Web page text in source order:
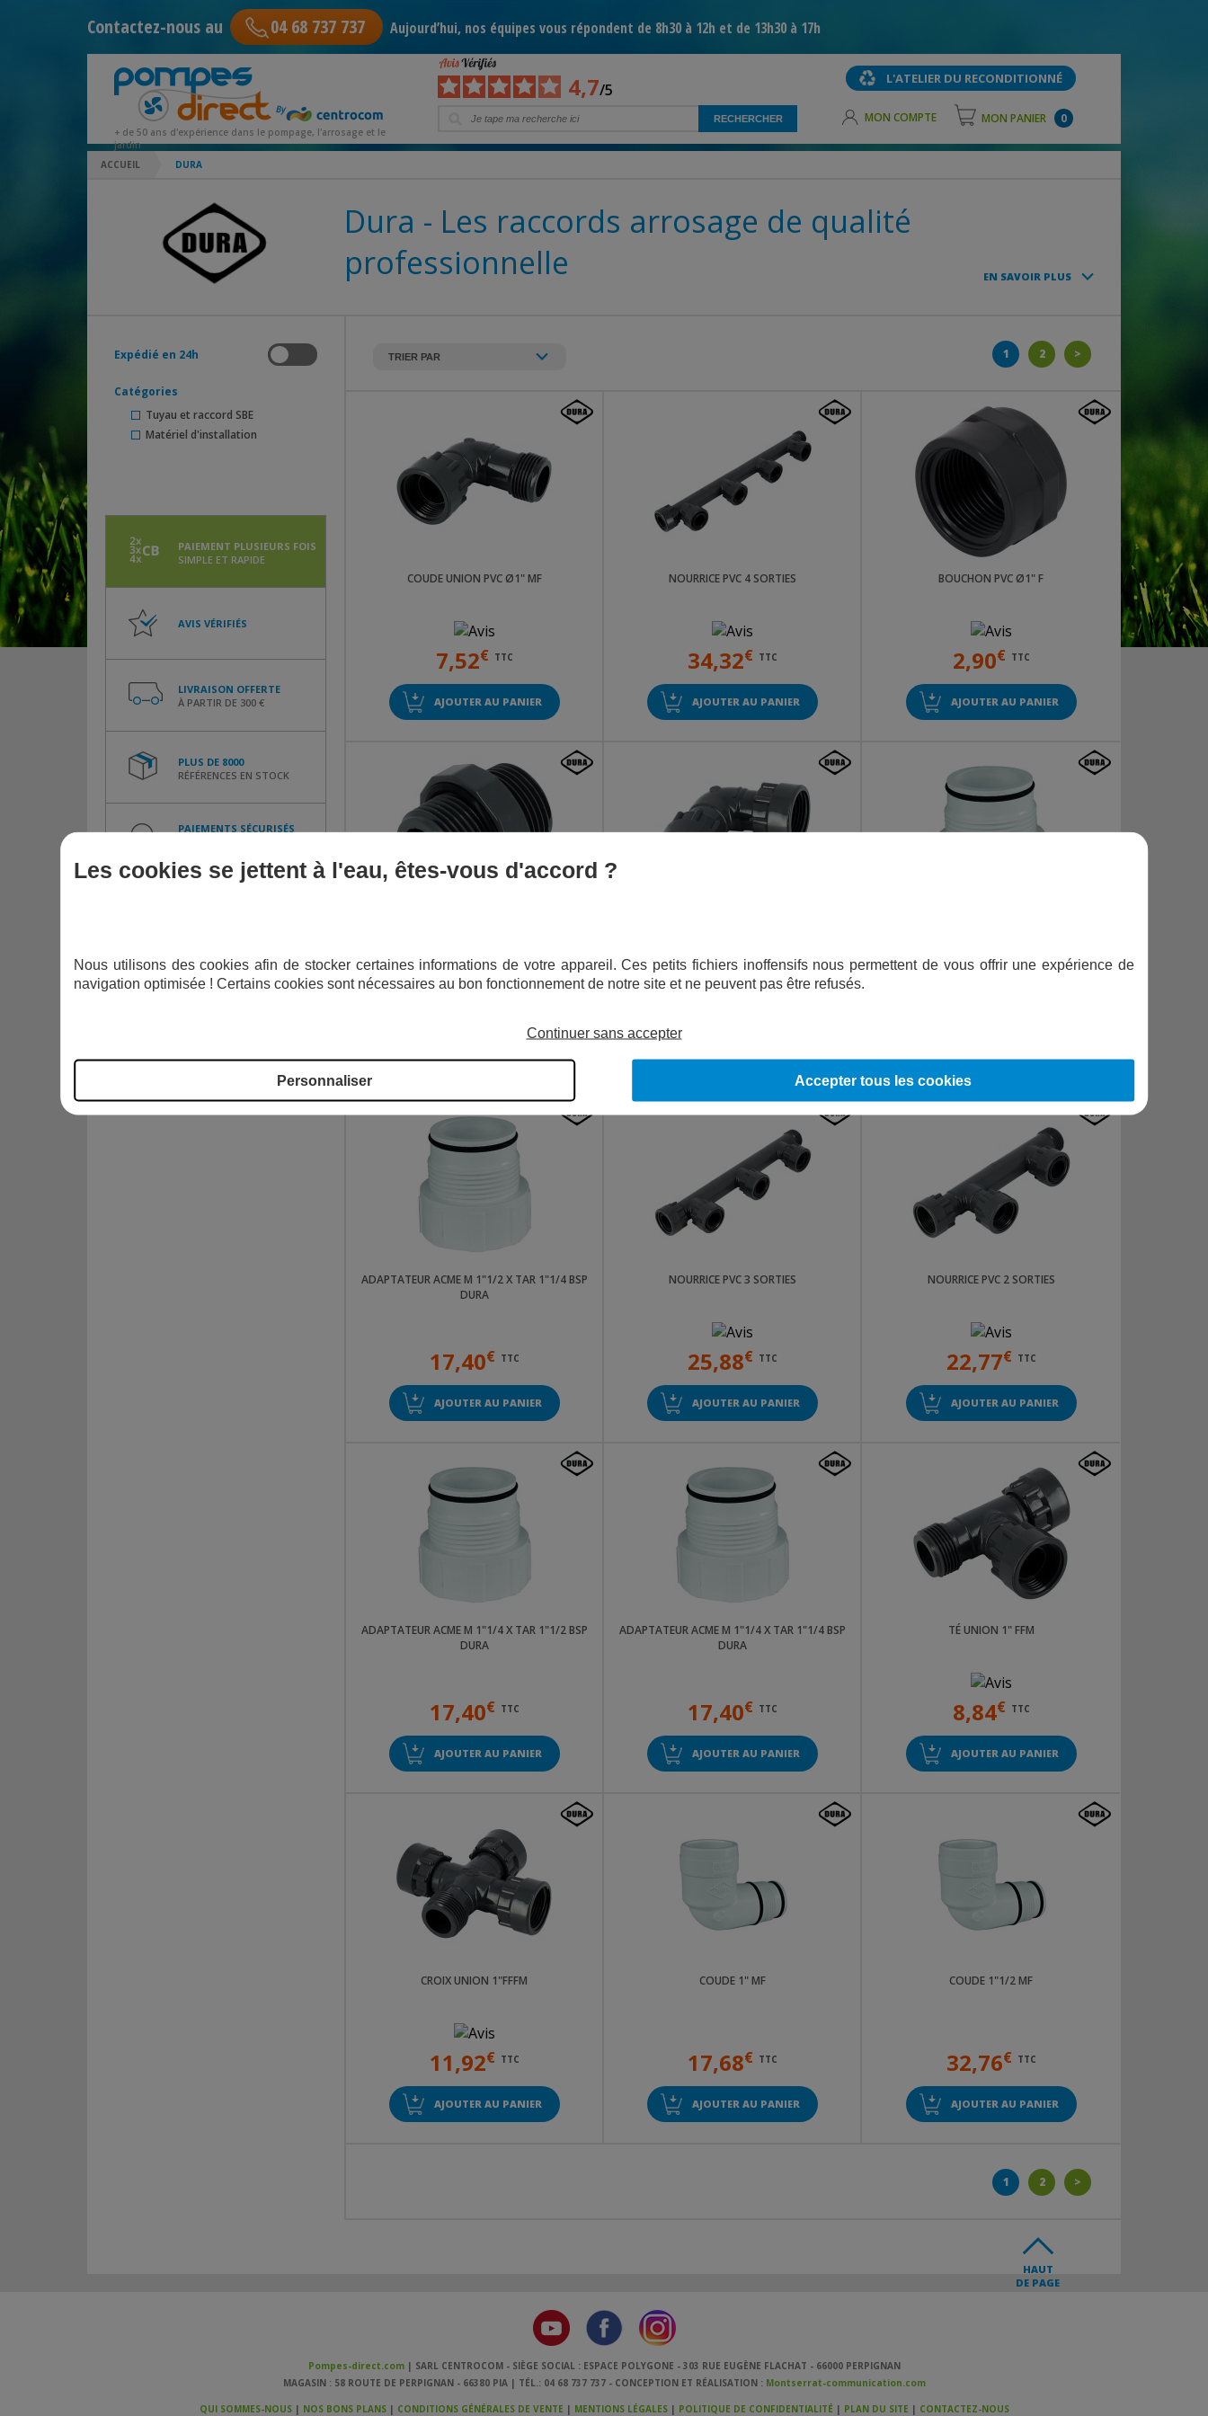
Contactez-nous au 04 68 737 737 Aujourd’hui, nos équipes vous répondent de 8h30 à 12h et de 13h30 à 17h
L'ATELIER DU RECONDITIONNÉ
+ de 50 ans d'expérience dans le pompage, l'arrosage et le
jardin
4,7/5
MON COMPTE MON PANIER 0
Dura - Les raccords arrosage de qualité
professionnelle
EN SAVOIR PLUS
Expédié en 24h
Catégories
Tuyau et raccord SBE
Matériel d'installation
PAIEMENT PLUSIEURS FOIS
SIMPLE ET RAPIDE
AVIS VÉRIFIÉS
LIVRAISON OFFERTE
À PARTIR DE 300 €
PLUS DE 8000
RÉFÉRENCES EN STOCK
PAIEMENTS SÉCURISÉS
1 2 >
COUDE UNION PVC Ø1" MF
7,52€ TTC
AJOUTER AU PANIER
NOURRICE PVC 4 SORTIES
34,32€ TTC
AJOUTER AU PANIER
BOUCHON PVC Ø1" F
2,90€ TTC
AJOUTER AU PANIER
ADAPTATEUR ACME M 1"1/2 X TAR 1"1/4 BSP
DURA
17,40€ TTC
AJOUTER AU PANIER
NOURRICE PVC 3 SORTIES
25,88€ TTC
AJOUTER AU PANIER
NOURRICE PVC 2 SORTIES
22,77€ TTC
AJOUTER AU PANIER
ADAPTATEUR ACME M 1"1/4 X TAR 1"1/2 BSP
DURA
17,40€ TTC
AJOUTER AU PANIER
ADAPTATEUR ACME M 1"1/4 X TAR 1"1/4 BSP
DURA
17,40€ TTC
AJOUTER AU PANIER
TÉ UNION 1" FFM
8,84€ TTC
AJOUTER AU PANIER
CROIX UNION 1"FFFM
11,92€ TTC
AJOUTER AU PANIER
COUDE 1" MF
17,68€ TTC
AJOUTER AU PANIER
COUDE 1"1/2 MF
32,76€ TTC
AJOUTER AU PANIER
1 2 >
ACCUEIL DURA
Pompes-direct.com| SARL CENTROCOM - SIÈGE SOCIAL : ESPACE POLYGONE - 303 RUE EUGÈNE FLACHAT - 66000 PERPIGNAN
MAGASIN : 58 ROUTE DE PERPIGNAN - 66380 PIA | TÉL.: 04 68 737 737 - CONCEPTION ET RÉALISATION : Montserrat-communication.com
QUI SOMMES-NOUS| NOS BONS PLANS| CONDITIONS GÉNÉRALES DE VENTE | MENTIONS LÉGALES| POLITIQUE DE CONFIDENTIALITÉ | PLAN DU SITE | CONTACTEZ-NOUS
HAUT
DE PAGE
Les cookies se jettent à l'eau, êtes-vous d'accord ?
Nous utilisons des cookies afin de stocker certaines informations de votre appareil. Ces petits fichiers inoffensifs nous permettent de vous offrir une expérience de
navigation optimisée ! Certains cookies sont nécessaires au bon fonctionnement de notre site et ne peuvent pas être refusés.
Continuer sans accepter
Personnaliser Accepter tous les cookies